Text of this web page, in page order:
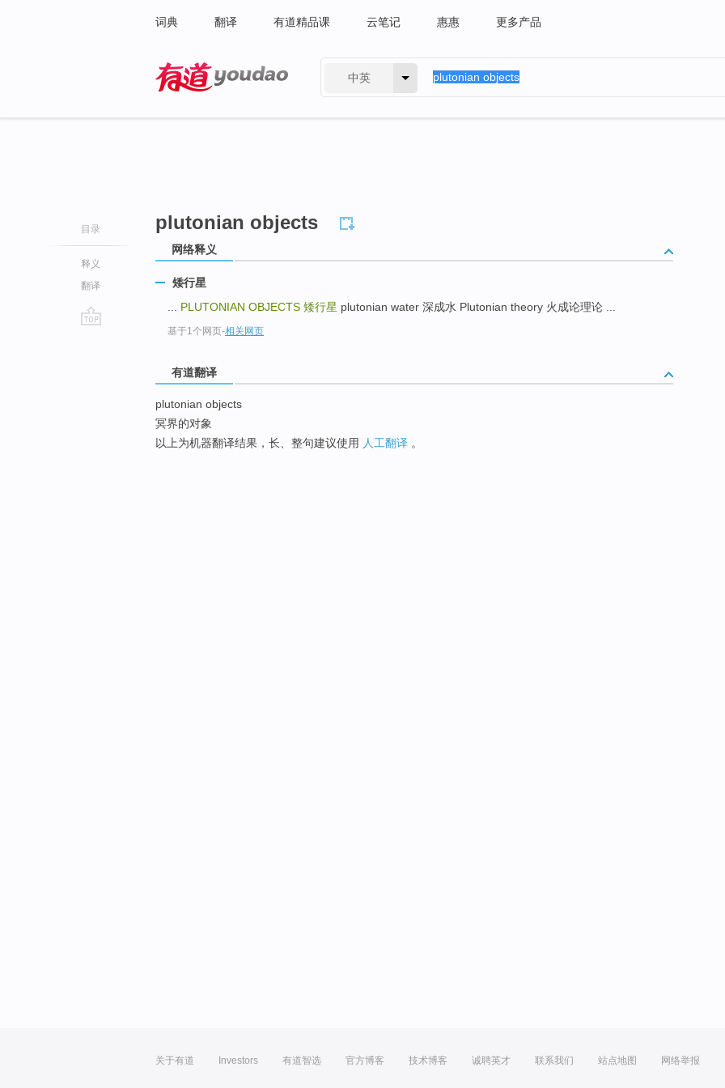
词典 翻译 有道精品课 云笔记 惠惠 更多产品
中英
目录
释义
翻译
plutonian objects
网络释义
矮行星
PLUTONIAN OBJECTS 矮行星 plutonian water 深成水 Plutonian theory 火成论理论 ...
基于1个网页-相关网页
有道翻译
plutonian objects
冥界的对象
以上为机器翻译结果，长、整句建议使用 人工翻译 。
关于有道 Investors 有道智选 官方博客 技术博客 诚聘英才 联系我们 站点地图 网络举报